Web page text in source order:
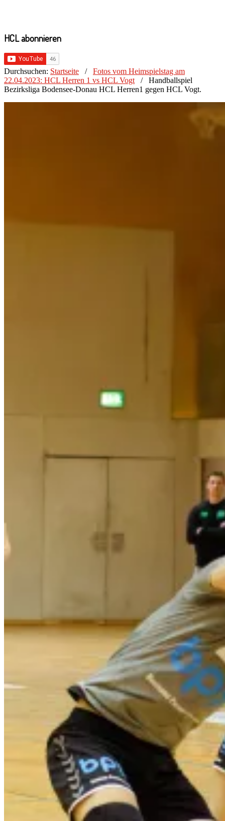
HCL abonnieren
Durchsuchen: Startseite /
Fotos vom Heimspielstag am
22.04.2023: HCL Herren 1 vs HCL Vogt
/
Handballspiel
Bezirksliga Bodensee-Donau HCL Herren1 gegen HCL Vogt.